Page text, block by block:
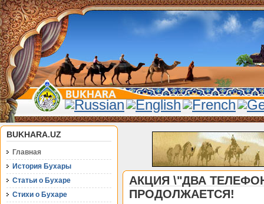
BUKHARA.UZ
Главная
История Бухары
Статьи о Бухаре
Стихи о Бухаре
АКЦИЯ \"ДВА
ПРОДОЛЖАЕТСЯ!